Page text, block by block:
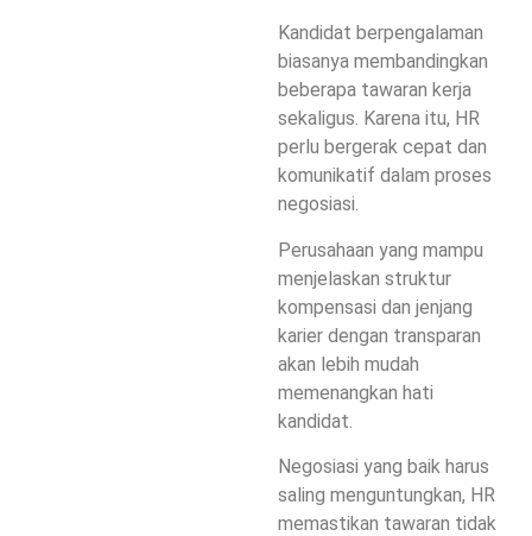
Kandidat berpengalaman
biasanya membandingkan
beberapa tawaran kerja
sekaligus. Karena itu, HR
perlu bergerak cepat dan
komunikatif dalam proses
negosiasi.
Perusahaan yang mampu
menjelaskan struktur
kompensasi dan jenjang
karier dengan transparan
akan lebih mudah
memenangkan hati
kandidat.
Negosiasi yang baik harus
saling menguntungkan, HR
memastikan tawaran tidak